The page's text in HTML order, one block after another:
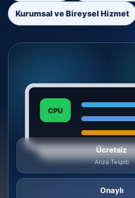
Kurumsal ve Bireysel Hizmet
CPU
Ücretsiz
Arıza Tespiti
Onaylı